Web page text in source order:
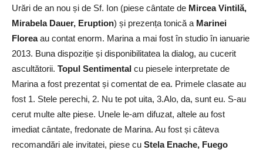
Urări de an nou și de Sf. Ion (piese cântate de Mircea Vintilă,
Mirabela Dauer, Eruption) și prezența tonică a Marinei
Floreaau contat enorm. Marina a mai fost în studio în ianuarie
2013. Buna dispoziție și disponibilitatea la dialog, au cucerit
ascultătorii. Topul Sentimental cu piesele interpretate de
Marina a fost prezentat și comentat de ea. Primele clasate au
fost 1. Stele perechi, 2. Nu te pot uita, 3.Alo, da, sunt eu. S-au
cerut multe alte piese. Unele le-am difuzat, altele au fost
imediat cântate, fredonate de Marina. Au fost și câteva
recomandări ale invitatei, piese cu Stela Enache, Fuego